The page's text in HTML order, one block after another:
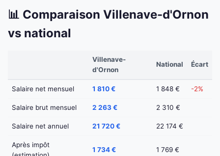
📊 Comparaison Villenave-d'Ornon
vs national
Villenave-
d'Ornon
National Écart
Salaire net mensuel 1 810 € 1 848 € -2%
Salaire brut mensuel 2 263 € 2 310 €
Salaire net annuel 21 720 € 22 174 €
Après impôt
1 734 € 1 769 €